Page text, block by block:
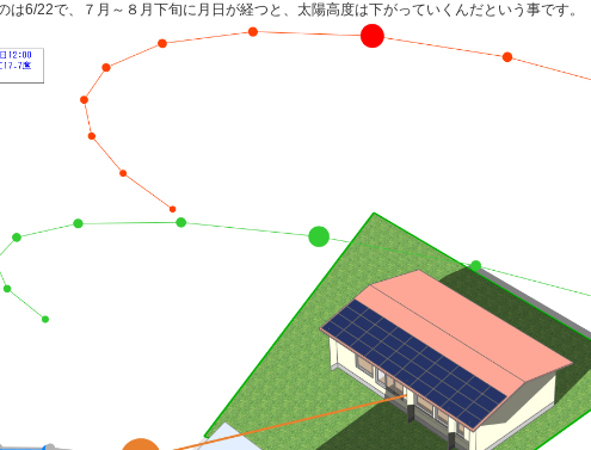
は6/22で、７月～８月下旬に月日が経つと、太陽高度は下がっていくんだという事です。